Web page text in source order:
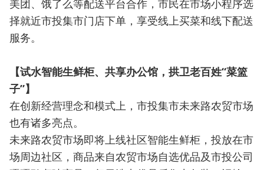
美团、饿了么等配送平台合作，市民在市场小程序选
择就近市投集市门店下单，享受线上买菜和线下配送
服务。
【试水智能生鲜柜、共享办公馆，拱卫老百姓“菜篮
子”】
在创新经营理念和模式上，市投集市未来路农贸市场
也有诸多亮点。
未来路农贸市场即将上线社区智能生鲜柜，投放在市
场周边社区，商品来自农贸市场自选优品及市投公司